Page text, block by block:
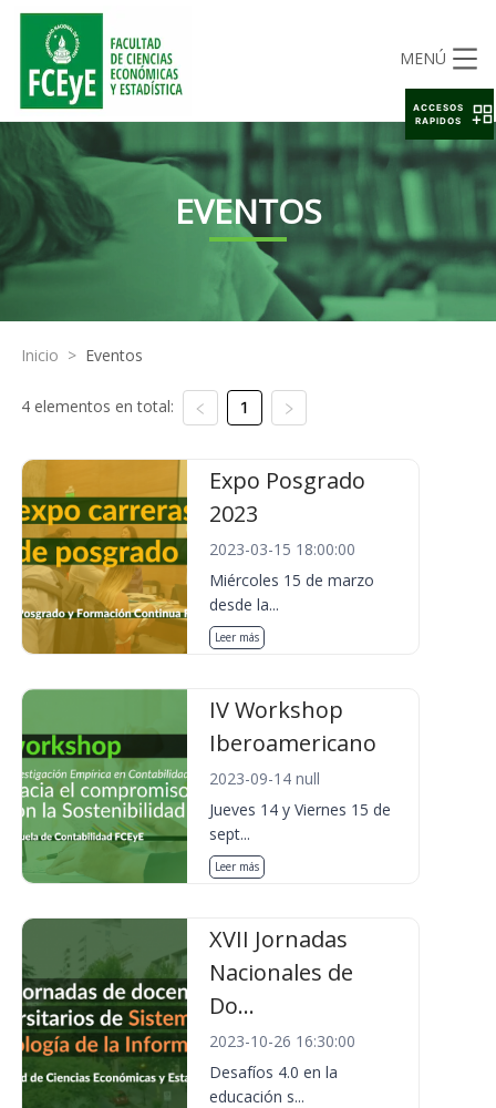
MENÚ
EVENTOS
Inicio > Eventos
4 elementos en total: 1
Expo Posgrado
2023
2023-03-15 18:00:00
Miércoles 15 de marzo
desde la...
Leer más
IV Workshop
Iberoamericano
2023-09-14 null
Jueves 14 y Viernes 15 de
sept...
Leer más
XVII Jornadas
Nacionales de
Do...
2023-10-26 16:30:00
Desafíos 4.0 en la
educación s...
ACCESOS
RAPIDOS